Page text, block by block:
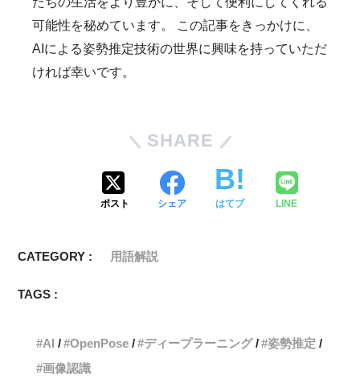
可能性を秘めています。 この記事をきっかけに、
AIによる姿勢推定技術の世界に興味を持っていただ
ければ幸いです。
SHARE
ポスト シェア はてブ LINE
CATEGORY : 用語解説
TAGS :
AI OpenPose ディープラーニング
姿勢推定
画像認識